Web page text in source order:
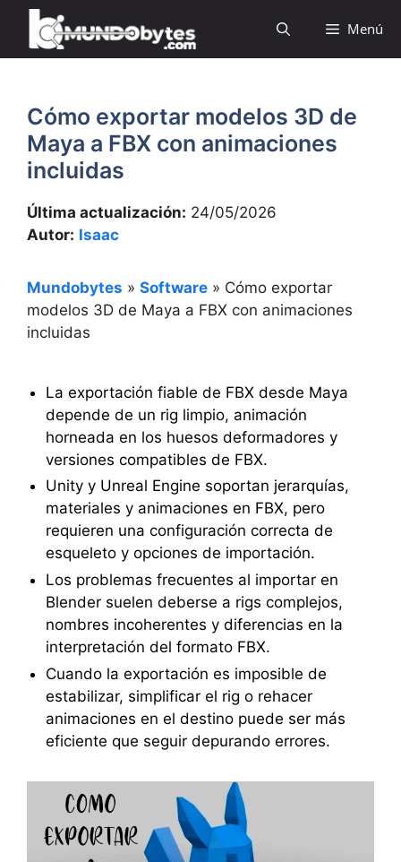
Saltar
contenido
Menú
Cómo exportar modelos 3D de
Maya a FBX con animaciones
incluidas
Última actualización: 24/05/2026
Autor: Isaac
Mundobytes » Software » Cómo exportar
modelos 3D de Maya a FBX con animaciones
incluidas
La exportación fiable de FBX desde Maya
depende de un rig limpio, animación
horneada en los huesos deformadores y
versiones compatibles de FBX.
Unity y Unreal Engine soportan jerarquías,
materiales y animaciones en FBX, pero
requieren una configuración correcta de
esqueleto y opciones de importación.
Los problemas frecuentes al importar en
Blender suelen deberse a rigs complejos,
nombres incoherentes y diferencias en la
interpretación del formato FBX.
Cuando la exportación es imposible de
estabilizar, simplificar el rig o rehacer
animaciones en el destino puede ser más
eficiente que seguir depurando errores.